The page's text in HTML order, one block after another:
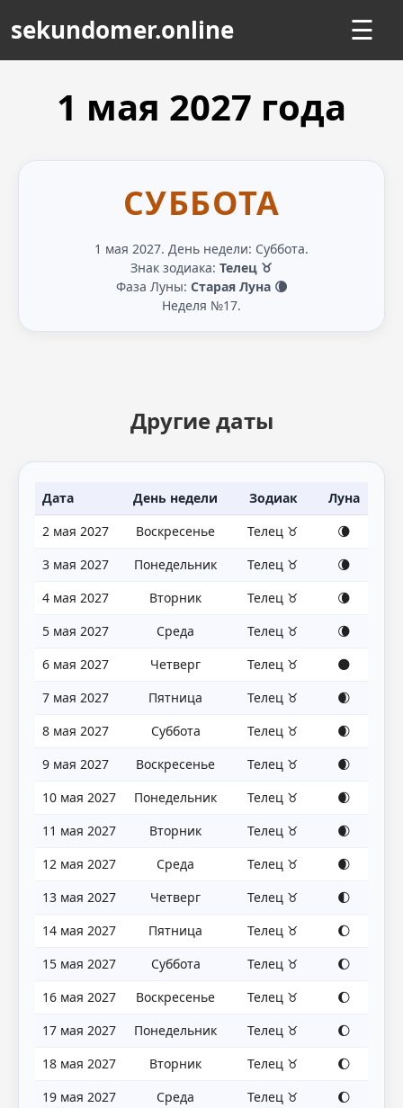
sekundomer.online ☰
1 мая 2027 года
СУББОТА
1 мая 2027. День недели: Суббота.
Знак зодиака: Телец ♉
Фаза Луны: Старая Луна 🌘
Неделя №17.
Другие даты
Дата День недели Зодиак
Луна
2 мая 2027
Воскресенье Телец ♉
🌘
3 мая 2027
Понедельник Телец ♉
🌘
4 мая 2027
Вторник Телец ♉
🌘
5 мая 2027
Среда Телец ♉
🌘
6 мая 2027
Четверг Телец ♉
🌑
7 мая 2027
Пятница Телец ♉
🌒
8 мая 2027
Суббота Телец ♉
🌒
9 мая 2027
Воскресенье Телец ♉
🌒
10 мая 2027
Понедельник Телец ♉
🌒
11 мая 2027
Вторник Телец ♉
🌒
12 мая 2027
Среда Телец ♉
🌒
13 мая 2027
Четверг Телец ♉
🌓
14 мая 2027
Пятница Телец ♉
🌔
15 мая 2027
Суббота Телец ♉
🌔
16 мая 2027
Воскресенье Телец ♉
🌔
17 мая 2027
Понедельник Телец ♉
🌔
18 мая 2027
Вторник Телец ♉
🌔
19 мая 2027
Среда Телец ♉
🌔